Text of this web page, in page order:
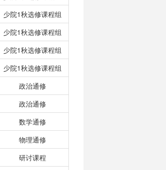
少院1秋选修课程组
少院1秋选修课程组
少院1秋选修课程组
少院1秋选修课程组
政治通修
政治通修
数学通修
物理通修
研讨课程